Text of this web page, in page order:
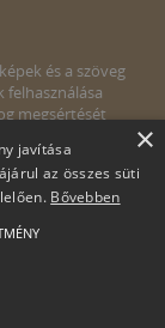
és a szöveg
felhasználása
megsértését
e-mail
×
javítása
az összes süti
Bővebben